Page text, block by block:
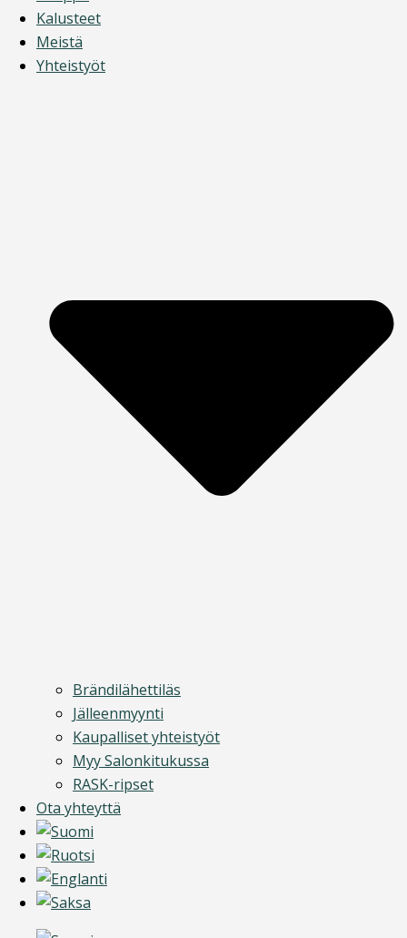
Kalusteet
Meistä
Yhteistyöt
Brändilähettiläs
Jälleenmyynti
Kaupalliset yhteistyöt
Myy Salonkitukussa
RASK-ripset
Ota yhteyttä